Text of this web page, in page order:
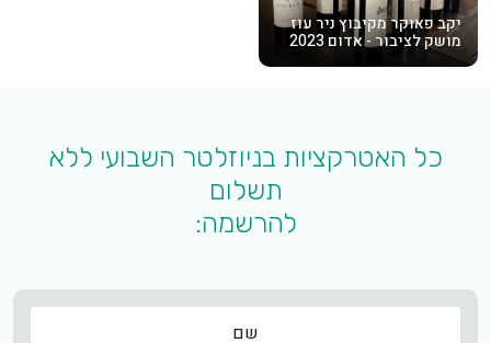
יקב פאוקר מקיבוץ ניר עוז
מושק לציבור - אדום 2023
כל האטרקציות בניוזלטר השבועי ללא
תשלום
להרשמה:
שם